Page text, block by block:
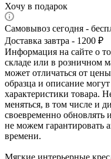
Хочу в подарок
Самовывоз сегодня -
Доставка завтра - 1200 ₽
Информация на сайте о
складе или в розничном
может отличаться от
образца и описание
характеристики товара.
меняться, в том числе и
своевременно обновлять
не можем гарантировать
времени.
Мягкие интерьерные